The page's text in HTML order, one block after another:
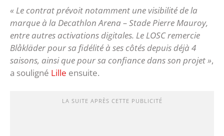
« Le contrat prévoit notamment une visibilité de la
marque à la Decathlon Arena – Stade Pierre Mauroy,
entre autres activations digitales. Le LOSC remercie
Blåkläder pour sa fidélité à ses côtés depuis déjà 4
saisons, ainsi que pour sa confiance dans son projet »,
a souligné Lille ensuite.
LA SUITE APRÈS CETTE PUBLICITÉ